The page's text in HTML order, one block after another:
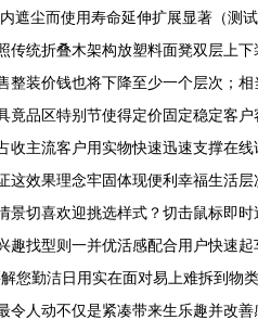
遮尘而使用寿命延伸扩展显著（测
传统折叠木架构放塑料面凳双层上
整装价钱也将下降至少一个层次；
竟品区特别节使得定价固定稳定客
收主流客户用实物快速迅速支撑在
这效果理念牢固体现便利幸福生活
景切喜欢迎挑选样式？切击鼠标即
趣找型则一并优活感配合用户快速
解您勤洁日用实在面对易上难拆到物
令人动不仅是紧凑带来生乐趣并改